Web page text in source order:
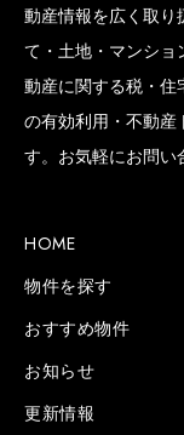
動産情報を広く取り
て・土地・マンショ
動産に関する税・
の有効利用・不動
す。お気軽にお問い
HOME
物件を探す
おすすめ物件
お知らせ
更新情報